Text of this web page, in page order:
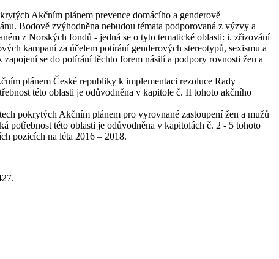
Akčním plánem prevence domácího a genderově
Bodově zvýhodněna nebudou témata podporovaná z výzvy a
z Norských fondů - jedná se o tyto tematické oblasti: i. zřizování
kampaní za účelem potírání genderových stereotypů, sexismu a
se do potírání těchto forem násilí a podpory rovnosti žen a
plánem České republiky k implementaci rezoluce Rady
této oblasti je odůvodněna v kapitole č. II tohoto akčního
pokrytých Akčním plánem pro vyrovnané zastoupení žen a mužů
potřebnost této oblasti je odůvodněna v kapitolách č. 2 - 5 tohoto
pozicích na léta 2016 – 2018.